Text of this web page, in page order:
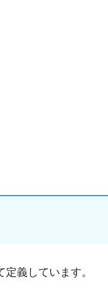
義しています。